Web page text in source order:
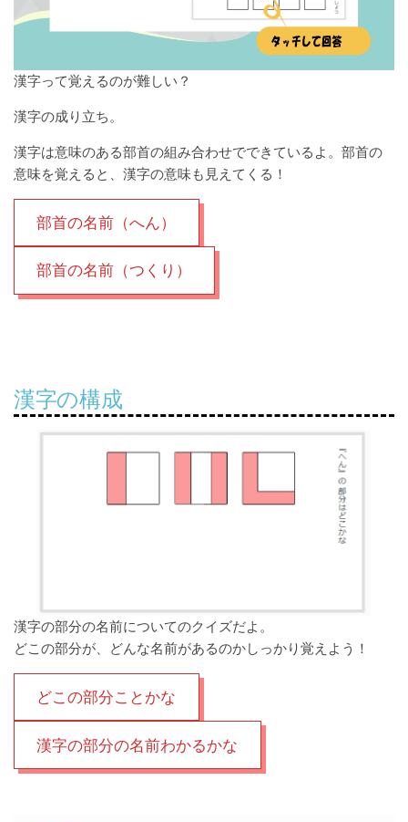
漢字って覚えるのが難しい？
漢字の成り立ち。
漢字は意味のある部首の組み合わせでできているよ。部首の
意味を覚えると、漢字の意味も見えてくる！
部首の名前（へん）
部首の名前（つくり）
漢字の構成
漢字の部分の名前についてのクイズだよ。
どこの部分が、どんな名前があるのかしっかり覚えよう！
どこの部分ことかな
漢字の部分の名前わかるかな